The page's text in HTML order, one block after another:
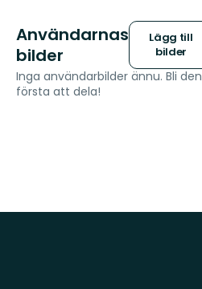
Användarnas
bilder
Lägg till
bilder
Inga användarbilder ännu. Bli den
första att dela!